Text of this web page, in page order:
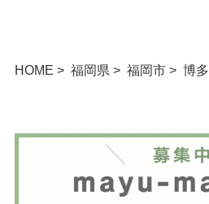
HOME 福岡県 福岡市 博多